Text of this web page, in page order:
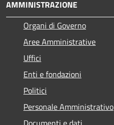
AMMINISTRAZIONE
Organi di Governo
Aree Amministrative
Uffici
Enti e fondazioni
Politici
Personale Amministrativo